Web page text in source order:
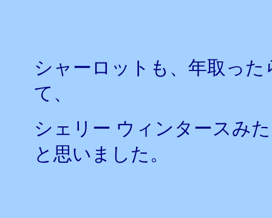
シャーロットも、年取っ
て、
シェリー ウィンタースみ
と思いました。